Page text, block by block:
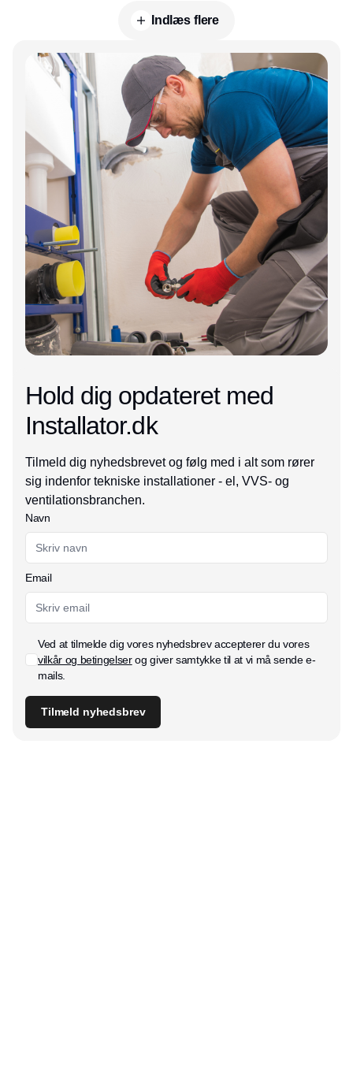
Indlæs flere
Hold dig opdateret med
Installator.dk
Tilmeld dig nyhedsbrevet og følg med i alt som rører
sig indenfor tekniske installationer - el, VVS- og
ventilationsbranchen.
Navn
Email
Ved at tilmelde dig vores nyhedsbrev accepterer du vores
vilkår og betingelserog giver samtykke til at vi må sende e-
mails.
Tilmeld nyhedsbrev